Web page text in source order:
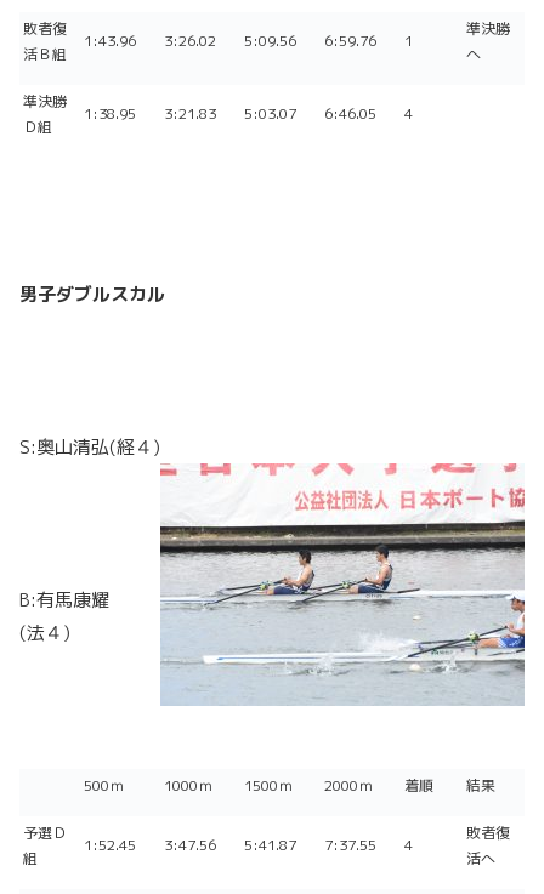
敗者復
活Ｂ組
1:43.96 3:26.02 5:09.56 6:59.76 1
準決勝
へ
準決勝
Ｄ組
1:38.95 3:21.83 5:03.07 6:46.05 4
男子ダブルスカル
S:奥山清弘(経４)
B:有馬康耀
(法４)
500ｍ 1000ｍ 1500ｍ 2000ｍ 着順 結果
予選Ｄ
組
1:52.45 3:47.56 5:41.87 7:37.55 4
敗者復
活へ